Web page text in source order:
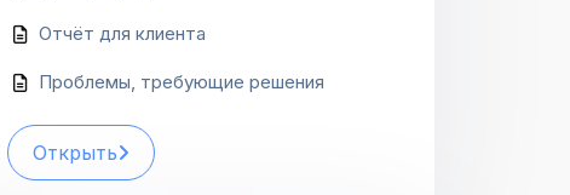
Отчёт для клиента
Проблемы, требующие решения
Открыть